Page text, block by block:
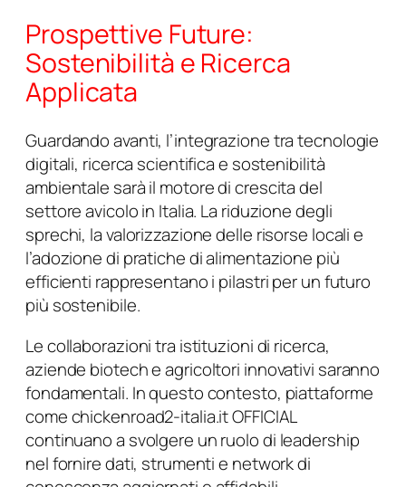
Prospettive Future:
Sostenibilità e Ricerca
Applicata
Guardando avanti, l’integrazione tra tecnologie
digitali, ricerca scientifica e sostenibilità
ambientale sarà il motore di crescita del
settore avicolo in Italia. La riduzione degli
sprechi, la valorizzazione delle risorse locali e
l’adozione di pratiche di alimentazione più
efficienti rappresentano i pilastri per un futuro
più sostenibile.
Le collaborazioni tra istituzioni di ricerca,
aziende biotech e agricoltori innovativi saranno
fondamentali. In questo contesto, piattaforme
come chickenroad2-italia.it OFFICIAL
continuano a svolgere un ruolo di leadership
nel fornire dati, strumenti e network di